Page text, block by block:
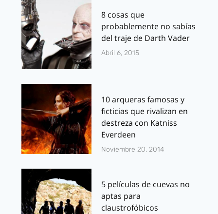
8 cosas que
probablemente no sabías
del traje de Darth Vader
Abril 6, 2015
10 arqueras famosas y
ficticias que rivalizan en
destreza con Katniss
Everdeen
Noviembre 20, 2014
5 películas de cuevas no
aptas para
claustrofóbicos